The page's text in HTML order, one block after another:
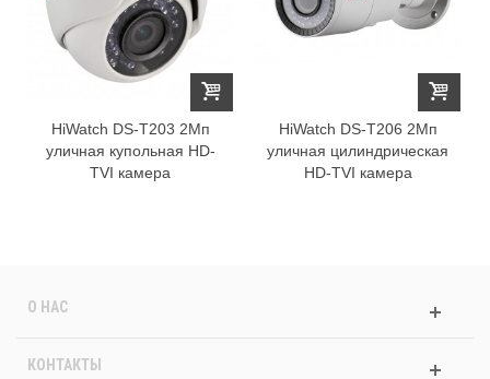
HiWatch DS-T203 2Мп
уличная купольная HD-
TVI камера
HiWatch DS-T206 2Мп
уличная цилиндрическая
HD-TVI камера
О НАС
КОНТАКТЫ